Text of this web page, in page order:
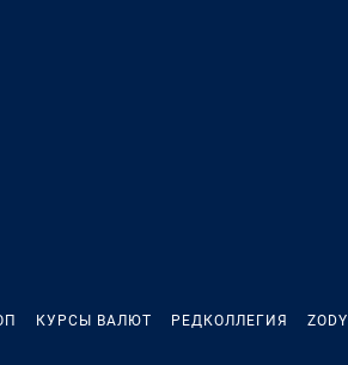
КУРСЫ ВАЛЮТ РЕДКОЛЛЕГИЯ ZODY